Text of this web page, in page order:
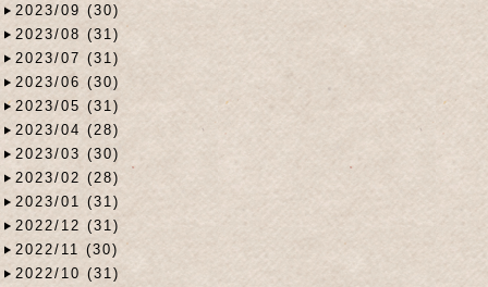
2023/09 (30)
2023/08 (31)
2023/07 (31)
2023/06 (30)
2023/05 (31)
2023/04 (28)
2023/03 (30)
2023/02 (28)
2023/01 (31)
2022/12 (31)
2022/11 (30)
2022/10 (31)